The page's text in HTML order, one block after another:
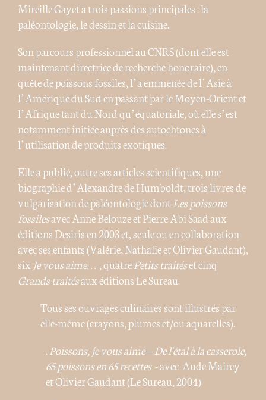
Mireille Gayet a trois passions principales : la
paléontologie, le dessin et la cuisine.
Son parcours professionnel au CNRS (dont elle est
maintenant directrice de recherche honoraire), en
quête de poissons fossiles, l’a emmenée de l’Asie à
l’Amérique du Sud en passant par le Moyen-Orient et
l’Afrique tant du Nord qu’équatoriale, où elle s’est
notamment initiée auprès des autochtones à
l’utilisation de produits exotiques.
Elle a publié, outre ses articles scientifiques, une
biographie d’Alexandre de Humboldt, trois livres de
vulgarisation de paléontologie dontLes poissons
fossilesavec Anne Belouze et Pierre Abi Saad aux
éditions Desiris en 2003 et, seule ou en collaboration
avec ses enfants (Valérie, Nathalie et Olivier Gaudant),
six Je vous aime… , quatrePetits traitéset cinq
Grands traitésaux éditions Le Sureau.
Tous ses ouvrages culinaires sont illustrés par
elle-même (crayons, plumes et/ou aquarelles).
.Poissons, je vous aime – De l'étal à la casserole,
65 poissons en 65 recettes- avec Aude Mairey
et Olivier Gaudant (Le Sureau, 2004)